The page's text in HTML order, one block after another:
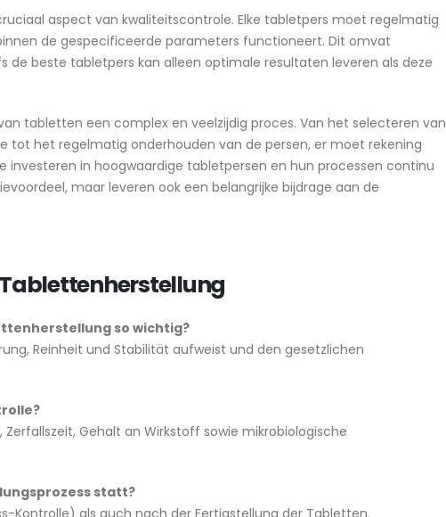
aspect van kwaliteitscontrole. Elke tabletpers moet regelmatig
de gespecificeerde parameters functioneert. Dit omvat
de beste tabletpers kan alleen optimale resultaten leveren als deze
tabletten een complex en veelzijdig proces. Van het selecteren van
tot het regelmatig onderhouden van de persen, er moet rekening
in hoogwaardige tabletpersen en hun processen continu
maar leveren ook een belangrijke bijdrage aan de
so wichtig?
Reinheit und Stabilität aufweist und den gesetzlichen
Gehalt an Wirkstoff sowie mikrobiologische
statt?
Kontrolle) als auch nach der Fertigstellung der Tabletten.